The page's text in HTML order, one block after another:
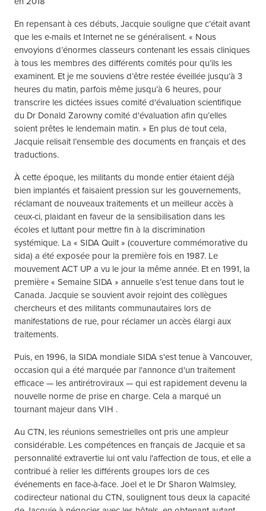
En repensant à ces débuts, Jacquie souligne que c’était avant
que les e-mails et Internet ne se généralisent. « Nous
envoyions d’énormes classeurs contenant les essais cliniques
à tous les membres des différents comités pour qu’ils les
examinent. Et je me souviens d’être restée éveillée jusqu’à 3
heures du matin, parfois même jusqu’à 6 heures, pour
transcrire les dictées issues comité d'évaluation scientifique
du Dr Donald Zarowny comité d'évaluation afin qu’elles
soient prêtes le lendemain matin. » En plus de tout cela,
Jacquie relisait l’ensemble des documents en français et des
traductions.
À cette époque, les militants du monde entier étaient déjà
bien implantés et faisaient pression sur les gouvernements,
réclamant de nouveaux traitements et un meilleur accès à
ceux-ci, plaidant en faveur de la sensibilisation dans les
écoles et luttant pour mettre fin à la discrimination
systémique. La « SIDA Quilt » (couverture commémorative du
sida) a été exposée pour la première fois en 1987. Le
mouvement ACT UP a vu le jour la même année. Et en 1991, la
première « Semaine SIDA » annuelle s’est tenue dans tout le
Canada. Jacquie se souvient avoir rejoint des collègues
chercheurs et des militants communautaires lors de
manifestations de rue, pour réclamer un accès élargi aux
traitements.
Puis, en 1996, la SIDA mondiale SIDA s'est tenue à Vancouver,
occasion qui a été marquée par l'annonce d'un traitement
efficace — les antirétroviraux — qui est rapidement devenu la
nouvelle norme de prise en charge. Cela a marqué un
tournant majeur dans VIH .
Au CTN, les réunions semestrielles ont pris une ampleur
considérable. Les compétences en français de Jacquie et sa
personnalité extravertie lui ont valu l'affection de tous, et elle a
contribué à relier les différents groupes lors de ces
événements en face-à-face. Joel et le Dr Sharon Walmsley,
codirecteur national du CTN, soulignent tous deux la capacité